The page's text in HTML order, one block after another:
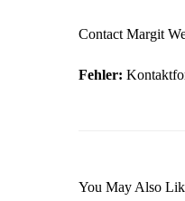
Contact Margit
Fehler:
You May Also